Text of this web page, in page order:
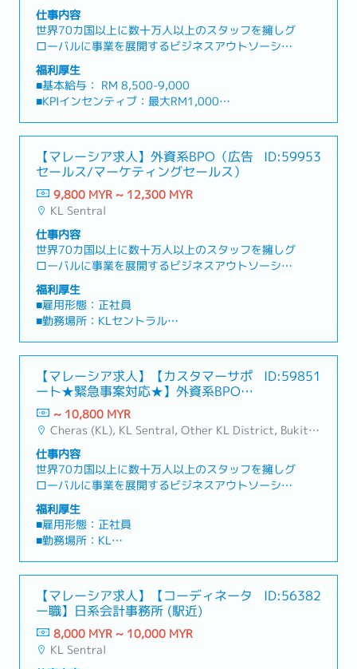
対応• 資産情報の確認、更新、統合• データ不一致
の管理(MACD 対応)• IB(製品設置データ)の整合性確
認• 保守契約・ライセンスの更新支援• 使用状況分
析と最適化提案• コンプライアンス確認・顧客対応
★魅力★・英語を使用し、グローバルな環境で仕事
ができる・深夜勤務ではないので生活リズムが崩れ
・有給休暇（19日）
・傷病休暇（14日）
・家を探すなど生活を整えるため2週間限定（無
・不動産仲介業者の紹介
・片道航空券の手配
・労働ビザ取得サポートあり、費用会社負担
仕事内容
世界70カ国以上に数十万人以上のスタッフを擁しグ
ローバルに事業を展開するビジネスアウトソーシン
グ企業です。グローバルに数千社以上の企業をサポ
ートしており、その中には世界トップクラスの企業
もいらっしゃいます。今回のポジションは、航空会
社のプロジェクトで、旅行代理店などの法人からの
問い合わせに回答いただく仕事です。充実した研修
では、電話やメール、チャットなど多様なお問い合
わせにご対応いただきます。・サービス内容に関す
るお問い合わせへの回答・未払い・滞納金のフォロ
ーアップ・CRMシステムの更新・BCP要件のサポー
参加及び必要知識の習得・その他、マネージャーに
指示された業務の対応 など★魅力★・KLセントラ
ルという、KLの中心エリアでの勤務・実務経験が無
くても応募できます。
福利厚生
■基本給与： RM 8,500-9,000
■KPIインセンティブ：最大RM1,000
■休日：土日休み
■勤務時間：07:00-16:00 （今後24時間シフトに
なる可能性はあります）
■その他福利厚生など
・有給休暇（19日）
・傷病休暇（14日）
・会社指定の健康保険、生命保険の加入あり（費用
会社負担)
【マレーシア求人】外資系BPO（広告
セールス/マーケティングセールス）
ID:59953
9,800 MYR ~ 12,300 MYR
KL Sentral
仕事内容
世界70カ国以上に数十万人以上のスタッフを擁しグ
ローバルに事業を展開するビジネスアウトソーシン
グ企業です。グローバルに数千社以上の企業をサポ
ートしており、その中には世界トップクラスの企業
もいらっしゃいます。今回は「セールスアソシエイ
ト」として、広告主のビジネス課題や目標を深く理
解し、最適な広告プロダクトおよびソリューション
単なる営業ではなく、コンサルティング型の提案を
通じて広告主と信頼関係を構築し、ビジネス成長を
支援する役割です。成果が収益に直結する、やりが
いのある成果重視のポジションとなります。【業務
および代理店（新規・既存）への提案営業- 広告主
のビジネス目標に沿った、最適な広告ソリューショ
ンの提案- プロダクトの効果的な導入・満足度の向
上- 担当範囲に応じたSMB（中小企業）クライアン
トのポートフォリオ管理および売上拡大- 対応可能
な範囲でのプリセールスおよびポストセールスサポ
活用して成果を上げた広告主の成功事例の制作- 各
種ツールを活用し、広告主のビジネス成功を総合的
にサポート■魅力■- グローバルな広告・マーケティ
ングビジネスに携われる- 日本語スキルを活かしな
がら、英語力・ビジネススキルを伸ばせる環境- 成
果が正当に評価されるパフォーマンス重視の制度-
福利厚生
■雇用形態：正社員
■勤務場所：KLセントラル
■KPI インセンティブ：最大 RM1800
■勤務時間：月－金 ８:00-17:00
■その他福利厚生など
・有給休暇（19日）
・傷病休暇（14日）
・家を探すなど生活を整えるため2週間限定（無
料）でホテル滞在可能
・不動産仲介業者の紹介
・労働ビザ取得サポートあり、費用会社負担
・会社指定の健康保険、生命保険の加入あり（費用
会社負担)
【マレーシア求人】【カスタマーサポ
ート★緊急事案対応★】外資系BPO企
業(大手モビリティ企業)
ID:59851
~ 10,800 MYR
Cheras (KL), KL Sentral, Other KL District, Bukit Bintang/KLCC
仕事内容
世界70カ国以上に数十万人以上のスタッフを擁しグ
ローバルに事業を展開するビジネスアウトソーシン
グ企業です。グローバルに数千社以上の企業をサポ
ートしており、その中には世界トップクラスの企業
もいらっしゃいます。今回は大手モビリティ企業の
新チーム立ち上げのメンバーを募集します。具体的
には、重大な事案がおきた際に、カスタマーに寄り
す。【 仕事内容 】・緊急・重大な事案をレビュー
し、初動対応を担います・通報者とのやり取りを記
録・報告します・関係各所（ドライバーや乗客等）
に必要な連絡を行います・緊急性・重大性の高いデ
福利厚生
■雇用形態：正社員
■勤務場所：KL
■KPI：RM300
■その他福利厚生など
・有給休暇（19日）
・傷病休暇（14日）
・家を探すなど生活を整えるため2週間限定（無
【マレーシア求人】【コーディネータ
ー職】日系会計事務所 (駅近)
ID:56382
8,000 MYR ~ 10,000 MYR
KL Sentral